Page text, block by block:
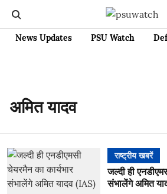
News Updates PSU Watch
अमित यादव
राष्ट्रीय खबरें
जल्दी ही
संभालेंगे अमित